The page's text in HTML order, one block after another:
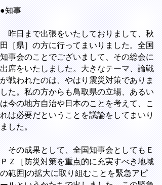
●知事
昨日まで出張をいたしておりまして、秋
田［県］の方に行ってまいりました。全国
知事会のことでございまして、その総会に
出席をいたしました。大きなテーマ、論戦
が戦われたのは、やはり震災対策でありま
した。私の方からも鳥取県の立場、あるい
は今の地方自治や日本のことを考えて、こ
れは必要だということを議論をしてまいり
ました。
その成果として、全国知事会としてもＥ
ＰＺ［防災対策を重点的に充実すべき地域
の範囲]の拡大に取り組むことを緊急アピ